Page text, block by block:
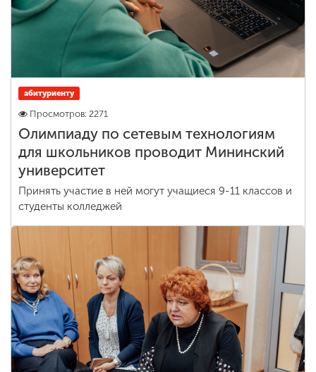
абитуриенту
Просмотров: 2271
Олимпиаду по сетевым технологиям
для школьников проводит Мининский
университет
Принять участие в ней могут учащиеся 9-11 классов и
студенты колледжей